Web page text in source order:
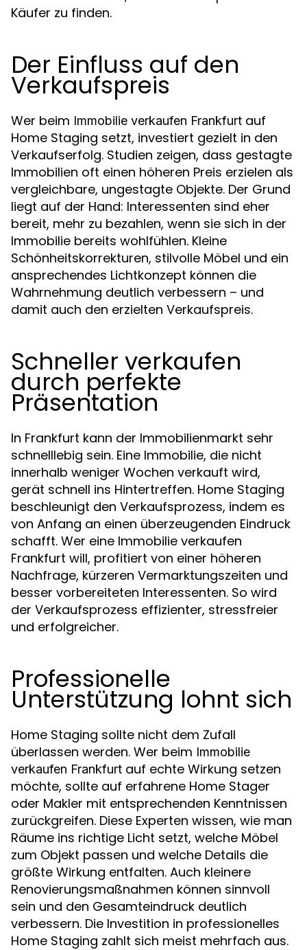
Käufer zu finden.
Der Einfluss auf den
Verkaufspreis
Wer beim Immobilie verkaufen Frankfurt auf
Home Staging setzt, investiert gezielt in den
Verkaufserfolg. Studien zeigen, dass gestagte
Immobilien oft einen höheren Preis erzielen als
vergleichbare, ungestagte Objekte. Der Grund
liegt auf der Hand: Interessenten sind eher
bereit, mehr zu bezahlen, wenn sie sich in der
Immobilie bereits wohlfühlen. Kleine
Schönheitskorrekturen, stilvolle Möbel und ein
ansprechendes Lichtkonzept können die
Wahrnehmung deutlich verbessern – und
damit auch den erzielten Verkaufspreis.
Schneller verkaufen
durch perfekte
Präsentation
In Frankfurt kann der Immobilienmarkt sehr
schnelllebig sein. Eine Immobilie, die nicht
innerhalb weniger Wochen verkauft wird,
gerät schnell ins Hintertreffen. Home Staging
beschleunigt den Verkaufsprozess, indem es
von Anfang an einen überzeugenden Eindruck
schafft. Wer eine Immobilie verkaufen
Frankfurt will, profitiert von einer höheren
Nachfrage, kürzeren Vermarktungszeiten und
besser vorbereiteten Interessenten. So wird
der Verkaufsprozess effizienter, stressfreier
und erfolgreicher.
Professionelle
Unterstützung lohnt sich
Home Staging sollte nicht dem Zufall
überlassen werden. Wer beim Immobilie
verkaufen Frankfurt auf echte Wirkung setzen
möchte, sollte auf erfahrene Home Stager
oder Makler mit entsprechenden Kenntnissen
zurückgreifen. Diese Experten wissen, wie man
Räume ins richtige Licht setzt, welche Möbel
zum Objekt passen und welche Details die
größte Wirkung entfalten. Auch kleinere
Renovierungsmaßnahmen können sinnvoll
sein und den Gesamteindruck deutlich
verbessern. Die Investition in professionelles
Home Staging zahlt sich meist mehrfach aus.